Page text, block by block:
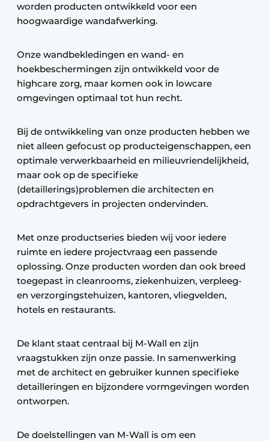
worden producten ontwikkeld voor een
hoogwaardige wandafwerking.
Onze wandbekledingen en wand- en
hoekbeschermingen zijn ontwikkeld voor de
highcare zorg, maar komen ook in lowcare
omgevingen optimaal tot hun recht.
Bij de ontwikkeling van onze producten hebben we
niet alleen gefocust op producteigenschappen, een
optimale verwerkbaarheid en milieuvriendelijkheid,
maar ook op de specifieke
(detaillerings)problemen die architecten en
opdrachtgevers in projecten ondervinden.
Met onze productseries bieden wij voor iedere
ruimte en iedere projectvraag een passende
oplossing. Onze producten worden dan ook breed
toegepast in cleanrooms, ziekenhuizen, verpleeg-
en verzorgingstehuizen, kantoren, vliegvelden,
hotels en restaurants.
De klant staat centraal bij M-Wall en zijn
vraagstukken zijn onze passie. In samenwerking
met de architect en gebruiker kunnen specifieke
detailleringen en bijzondere vormgevingen worden
ontworpen.
De doelstellingen van M-Wall is om een